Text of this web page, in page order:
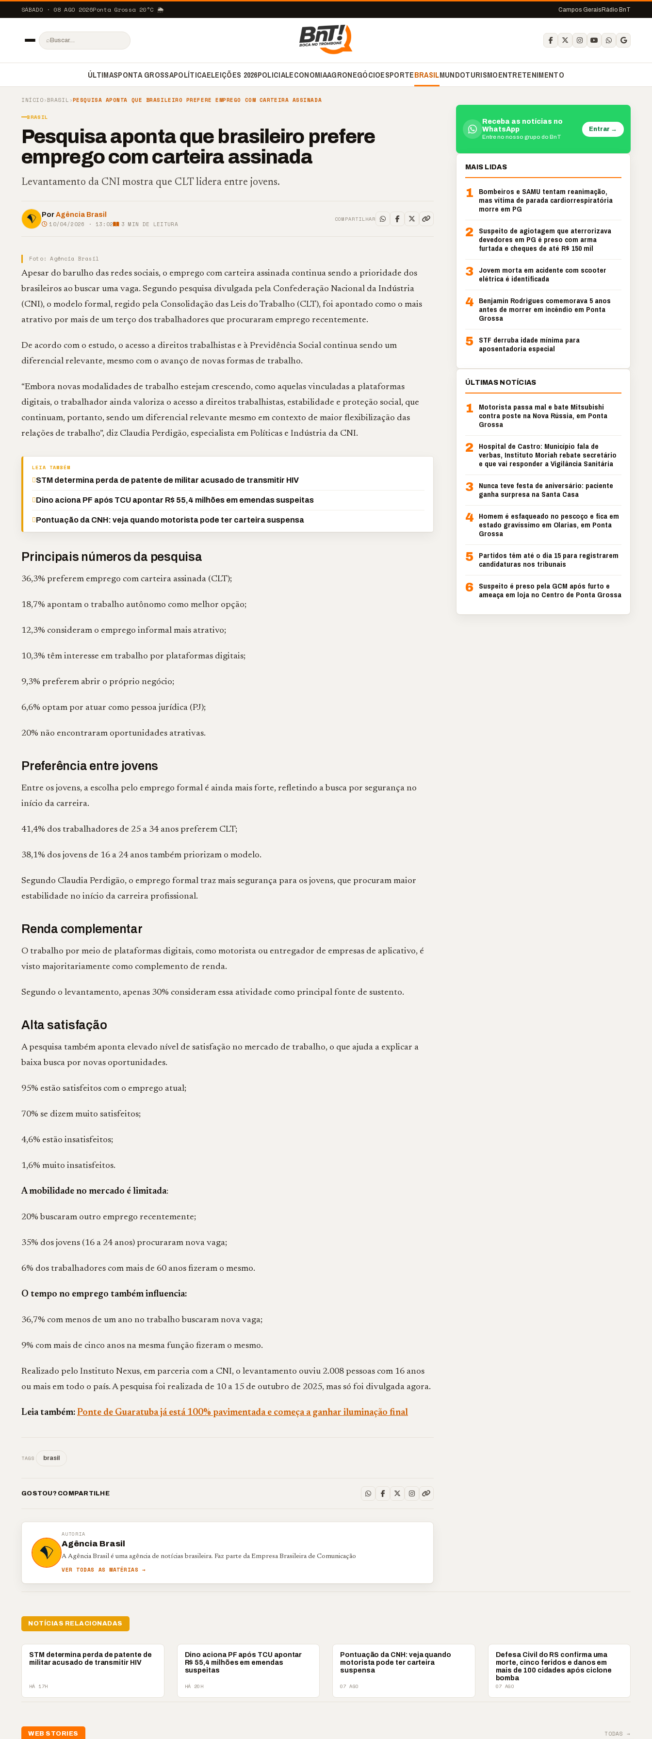
SÁBADO · 08 AGO 2026Ponta Grossa 20°C 🌦️ Campos Gerais Rádio BnT
⌕
ÚLTIMASPONTA GROSSAPOLÍTICAELEIÇÕES 2026POLICIALECONOMIAAGRONEGÓCIOESPORTEBRASILMUNDOTURISMOENTRETENIMENTO
INÍCIO›BRASIL ›PESQUISA APONTA QUE BRASILEIRO PREFERE EMPREGO COM CARTEIRA ASSINADA
BRASIL
Pesquisa aponta que brasileiro prefere
emprego com carteira assinada
Levantamento da CNI mostra que CLT lidera entre jovens.
Por Agência Brasil
10/04/2026 · 13:02 3 MIN DE LEITURA
COMPARTILHAR
Foto: Agência Brasil
Apesar do barulho das redes sociais, o emprego com carteira assinada continua sendo a prioridade dos
brasileiros ao buscar uma vaga. Segundo pesquisa divulgada pela Confederação Nacional da Indústria
(CNI), o modelo formal, regido pela Consolidação das Leis do Trabalho (CLT), foi apontado como o mais
atrativo por mais de um terço dos trabalhadores que procuraram emprego recentemente.
De acordo com o estudo, o acesso a direitos trabalhistas e à Previdência Social continua sendo um
diferencial relevante, mesmo com o avanço de novas formas de trabalho.
“Embora novas modalidades de trabalho estejam crescendo, como aquelas vinculadas a plataformas
digitais, o trabalhador ainda valoriza o acesso a direitos trabalhistas, estabilidade e proteção social, que
continuam, portanto, sendo um diferencial relevante mesmo em contexto de maior flexibilização das
relações de trabalho”, diz Claudia Perdigão, especialista em Políticas e Indústria da CNI.
LEIA TAMBÉM
STM determina perda de patente de militar acusado de transmitir HIV
Dino aciona PF após TCU apontar R$ 55,4 milhões em emendas suspeitas
Pontuação da CNH: veja quando motorista pode ter carteira suspensa
Principais números da pesquisa
36,3% preferem emprego com carteira assinada (CLT);
18,7% apontam o trabalho autônomo como melhor opção;
12,3% consideram o emprego informal mais atrativo;
10,3% têm interesse em trabalho por plataformas digitais;
9,3% preferem abrir o próprio negócio;
6,6% optam por atuar como pessoa jurídica (PJ);
20% não encontraram oportunidades atrativas.
Preferência entre jovens
Entre os jovens, a escolha pelo emprego formal é ainda mais forte, refletindo a busca por segurança no
início da carreira.
41,4% dos trabalhadores de 25 a 34 anos preferem CLT;
38,1% dos jovens de 16 a 24 anos também priorizam o modelo.
Segundo Claudia Perdigão, o emprego formal traz mais segurança para os jovens, que procuram maior
estabilidade no início da carreira profissional.
Renda complementar
O trabalho por meio de plataformas digitais, como motorista ou entregador de empresas de aplicativo, é
visto majoritariamente como complemento de renda.
Segundo o levantamento, apenas 30% consideram essa atividade como principal fonte de sustento.
Alta satisfação
A pesquisa também aponta elevado nível de satisfação no mercado de trabalho, o que ajuda a explicar a
baixa busca por novas oportunidades.
95% estão satisfeitos com o emprego atual;
70% se dizem muito satisfeitos;
4,6% estão insatisfeitos;
1,6% muito insatisfeitos.
A mobilidade no mercado é limitada:
20% buscaram outro emprego recentemente;
35% dos jovens (16 a 24 anos) procuraram nova vaga;
6% dos trabalhadores com mais de 60 anos fizeram o mesmo.
O tempo no emprego também influencia:
36,7% com menos de um ano no trabalho buscaram nova vaga;
9% com mais de cinco anos na mesma função fizeram o mesmo.
Realizado pelo Instituto Nexus, em parceria com a CNI, o levantamento ouviu 2.008 pessoas com 16 anos
ou mais em todo o país. A pesquisa foi realizada de 10 a 15 de outubro de 2025, mas só foi divulgada agora.
Leia também: Ponte de Guaratuba já está 100% pavimentada e começa a ganhar iluminação final
TAGS brasil
GOSTOU? COMPARTILHE
AUTORIA
Agência Brasil
A Agência Brasil é uma agência de notícias brasileira. Faz parte da Empresa Brasileira de Comunicação
VER TODAS AS MATÉRIAS →
Receba as notícias no
WhatsApp
Entre no nosso grupo do BnT
Entrar →
MAIS LIDAS
1
Bombeiros e SAMU tentam reanimação,
mas vítima de parada cardiorrespiratória
morre em PG
2
Suspeito de agiotagem que aterrorizava
devedores em PG é preso com arma
furtada e cheques de até R$ 150 mil
3 Jovem morta em acidente com scooter
elétrica é identificada
4 Benjamin Rodrigues comemorava 5 anos
antes de morrer em incêndio em Ponta
Grossa
5 STF derruba idade mínima para
aposentadoria especial
ÚLTIMAS NOTÍCIAS
1
Motorista passa mal e bate Mitsubishi
contra poste na Nova Rússia, em Ponta
Grossa
2
Hospital de Castro: Município fala de
verbas, Instituto Moriah rebate secretário
e que vai responder a Vigilância Sanitária
3 Nunca teve festa de aniversário: paciente
ganha surpresa na Santa Casa
4 Homem é esfaqueado no pescoço e fica em
estado gravíssimo em Olarias, em Ponta
Grossa
5 Partidos têm até o dia 15 para registrarem
candidaturas nos tribunais
6 Suspeito é preso pela GCM após furto e
ameaça em loja no Centro de Ponta Grossa
NOTÍCIAS RELACIONADAS
BRASIL
STM determina perda de patente de
militar acusado de transmitir HIV
HÁ 17H
BRASIL
Dino aciona PF após TCU apontar
R$ 55,4 milhões em emendas
suspeitas
HÁ 20H
BRASIL
Pontuação da CNH: veja quando
motorista pode ter carteira
suspensa
07 AGO
BRASIL
Defesa Civil do RS confirma uma
morte, cinco feridos e danos em
mais de 100 cidades após ciclone
bomba
07 AGO
WEB STORIES TODAS →
📢💜 Agosto Lilás